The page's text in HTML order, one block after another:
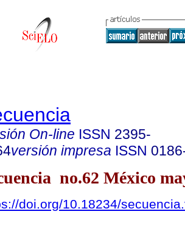
On-line ISSN 2395-
versión impresa ISSN
no.62 México
doi.org/10.18234/